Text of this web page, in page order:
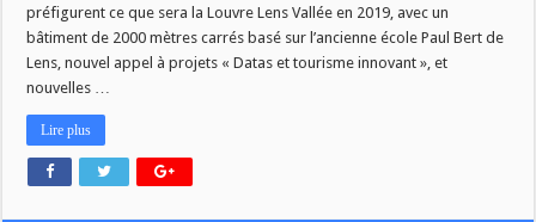
préfigurent ce que sera la Louvre Lens Vallée en 2019, avec un
bâtiment de 2000 mètres carrés basé sur l’ancienne école Paul Bert de
Lens, nouvel appel à projets « Datas et tourisme innovant », et
nouvelles …
Lire plus